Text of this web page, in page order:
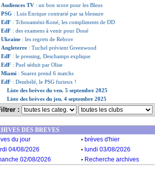
Audiences TV : un bon score pour les Bleus
PSG : Luis Enrique contrarié par sa blessure
EdF : Tchouaméni-Koné, les compliments de DD
EdF : des examens à venir pour Doué
Ukraine : les regrets de Rebrov
Angleterre : Tuchel prévient Greenwood
EdF : le pressing, Deschamps explique
EdF : Puel séduit par Olise
Miami : Suarez prend 6 matchs
EdF : Dembélé, le PSG furieux !
Liste des brèves du ven. 5 septembre 2025
Liste des brèves du jeu. 4 septembre 2025
:
DES BREVES
du jour . brèves d'hier
04/08/2026 . lundi 03/08/2026
02/08/2026 . Recherche archives